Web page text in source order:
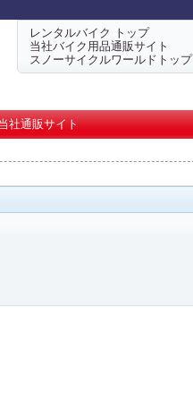
レンタルバイク トップ
当社バイク用品通販サイト
スノーサイクルワールドトップ
社通販サイト